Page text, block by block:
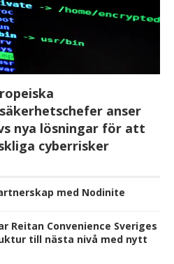
anser
nya lösningar för att
cyberrisker
med Nodinite
Reitan Convenience Sveriges
till nästa nivå med nytt